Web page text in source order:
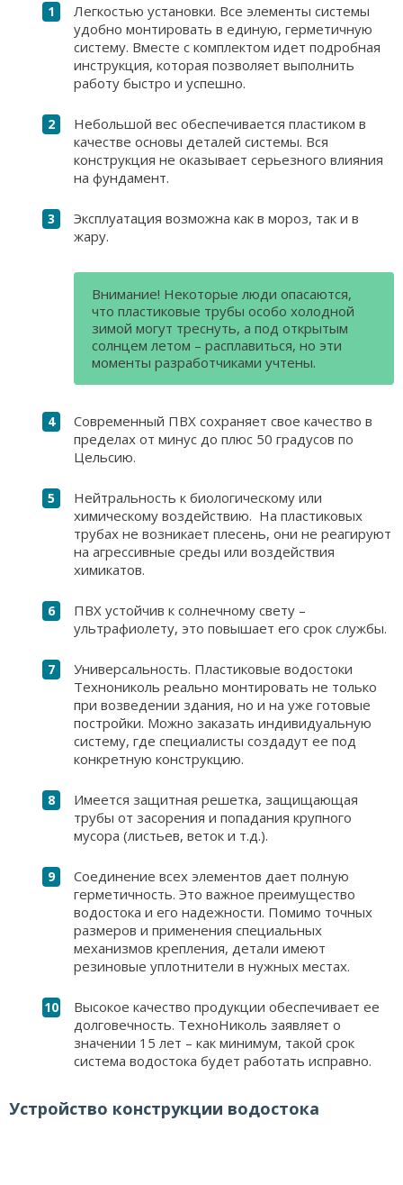
Легкостью установки. Все элементы системы
удобно монтировать в единую, герметичную
систему. Вместе с комплектом идет подробная
инструкция, которая позволяет выполнить
работу быстро и успешно.
Небольшой вес обеспечивается пластиком в
качестве основы деталей системы. Вся
конструкция не оказывает серьезного влияния
на фундамент.
Эксплуатация возможна как в мороз, так и в
жару.
​​Внимание! Некоторые люди опасаются,
что пластиковые трубы особо холодной
зимой могут треснуть, а под открытым
солнцем летом – расплавиться, но эти
моменты разработчиками учтены.
Современный ПВХ сохраняет свое качество в
пределах от минус до плюс 50 градусов по
Цельсию.
Нейтральность к биологическому или
химическому воздействию. На пластиковых
трубах не возникает плесень, они не реагируют
на агрессивные среды или воздействия
химикатов.
ПВХ устойчив к солнечному свету –
ультрафиолету, это повышает его срок службы.
Универсальность. Пластиковые водостоки
Технониколь реально монтировать не только
при возведении здания, но и на уже готовые
постройки. Можно заказать индивидуальную
систему, где специалисты создадут ее под
конкретную конструкцию.
Имеется защитная решетка, защищающая
трубы от засорения и попадания крупного
мусора (листьев, веток и т.д.).
Соединение всех элементов дает полную
герметичность. Это важное преимущество
водостока и его надежности. Помимо точных
размеров и применения специальных
механизмов крепления, детали имеют
резиновые уплотнители в нужных местах.
Высокое качество продукции обеспечивает ее
долговечность. ТехноНиколь заявляет о
значении 15 лет – как минимум, такой срок
система водостока будет работать исправно.
Устройство конструкции водостока